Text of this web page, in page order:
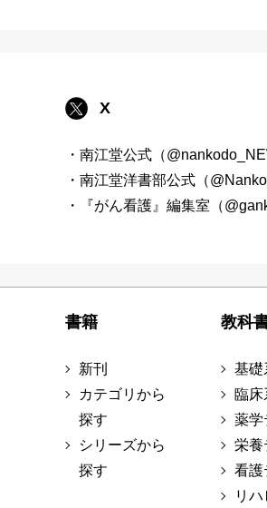
X
・南江堂公式（
・南江堂洋書部公式（
・『がん看護』編集室（
書籍
新刊
カテゴリから
探す
シリーズから
探す
教科
基礎
臨床
薬学
栄養
看護
リ